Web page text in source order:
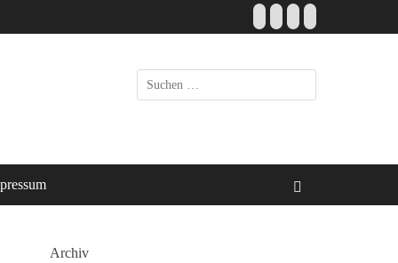
Mail
Suche
nach:
Archiv